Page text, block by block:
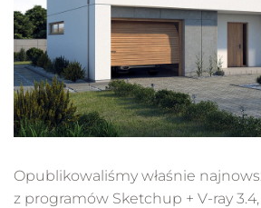
Opublikowaliśmy właśnie
z programów Sketchup + V-ray